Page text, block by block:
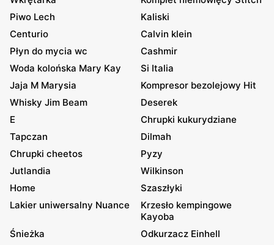
Piwo Lech
Kaliski
Centurio
Calvin klein
Płyn do mycia wc
Cashmir
Woda kolońska Mary Kay
Si Italia
Jaja M Marysia
Kompresor bezolejowy Hit
Whisky Jim Beam
Deserek
E
Chrupki kukurydziane
Tapczan
Dilmah
Chrupki cheetos
Pyzy
Jutlandia
Wilkinson
Home
Szaszłyki
Lakier uniwersalny Nuance
Krzesło kempingowe
Kayoba
Śnieżka
Odkurzacz Einhell